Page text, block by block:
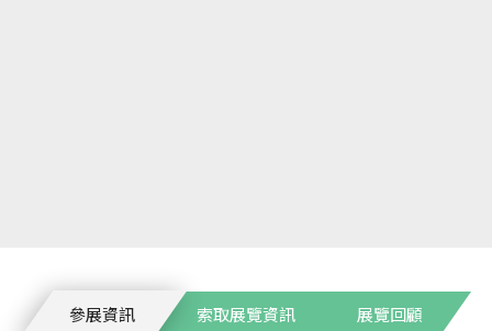
參展資訊 索取展覽資訊 展覽回顧